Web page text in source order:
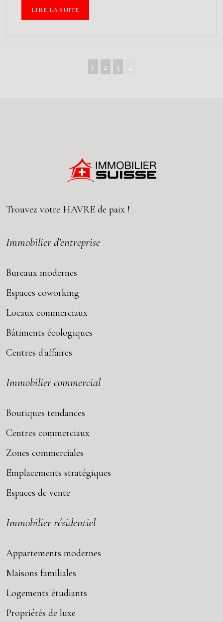
LIRE LA SUITE
1 2 3 4
Trouvez votre HAVRE de paix !
Immobilier d’entreprise
Bureaux modernes
Espaces coworking
Locaux commerciaux
Bâtiments écologiques
Centres d'affaires
Immobilier commercial
Boutiques tendances
Centres commerciaux
Zones commerciales
Emplacements stratégiques
Espaces de vente
Immobilier résidentiel
Appartements modernes
Maisons familiales
Logements étudiants
Propriétés de luxe